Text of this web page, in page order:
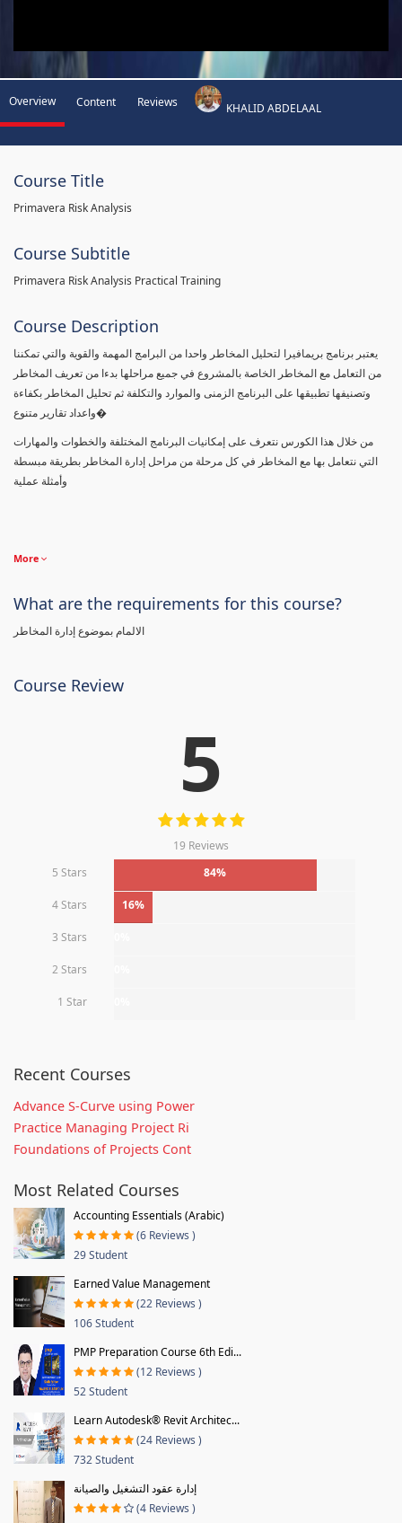
Overview Content Reviews KHALID ABDELAAL
Course Title
Primavera Risk Analysis
Course Subtitle
Primavera Risk Analysis Practical Training
Course Description
يعتبر برنامج بريمافيرا لتحليل المخاطر واحدا من البرامج المهمة والقوية والتي تمكننا
من التعامل مع المخاطر الخاصة بالمشروع في جميع مراحلها بدءا من تعريف المخاطر
وتصنيفها تطبيقها على البرنامج الزمنى والموارد والتكلفة ثم تحليل المخاطر بكفاءة
واعداد تقارير متنوع�
من خلال هذا الكورس نتعرف على إمكانيات البرنامج المختلفة والخطوات والمهارات
التي نتعامل بها مع المخاطر في كل مرحلة من مراحل إدارة المخاطر بطريقة مبسطة
وأمثلة عملية
More
What are the requirements for this course?
الالمام بموضوع إدارة المخاطر
Course Review
5
19 Reviews
5 Stars
84%
4 Stars 16%
3 Stars
2 Stars
1 Star
Recent Courses
Advance S-Curve using Power
Practice Managing Project Ri
Foundations of Projects Cont
Most Related Courses
Accounting Essentials (Arabic)
(6 Reviews )
29 Student
Earned Value Management
(22 Reviews )
106 Student
PMP Preparation Course 6th Edi...
(12 Reviews )
52 Student
Learn Autodesk® Revit Architec...
(24 Reviews )
732 Student
إدارة عقود التشغيل والصيانة
(4 Reviews )